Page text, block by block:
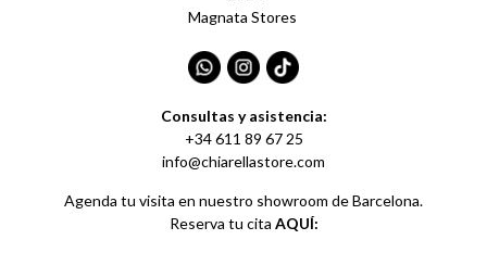
Magnata Stores
Consultas y asistencia:
+34 611 89 67 25
info@chiarellastore.com
Agenda tu visita en nuestro showroom de Barcelona.
Reserva tu cita AQUÍ: